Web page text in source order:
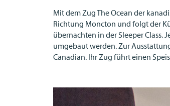
Mit dem Zug The Ocean der
Richtung Moncton und folgt der
übernachten in der Sleeper Class.
umgebaut werden. Zur
Canadian. Ihr Zug führt einen